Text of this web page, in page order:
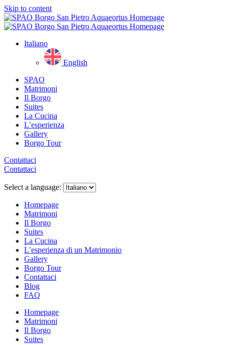
Skip to content
Italiano
English
SPAO
Matrimoni
Il Borgo
Suites
La Cucina
L’esperienza
Gallery
Borgo Tour
Contattaci
Contattaci
menu
Select a language:
Homepage
Matrimoni
Il Borgo
Suites
La Cucina
L’esperienza di un Matrimonio
Gallery
Borgo Tour
Contattaci
Blog
FAQ
Homepage
Matrimoni
Il Borgo
Suites